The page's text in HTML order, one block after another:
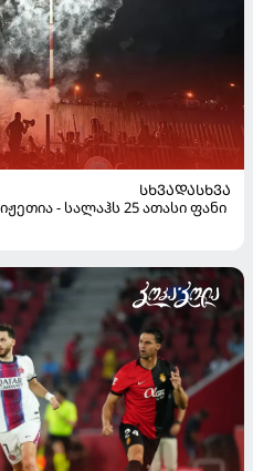
ᲡᲮᲕᲐᲓᲐᲡᲮᲕᲐ
- სალაჰს 25 ათასი ფანი